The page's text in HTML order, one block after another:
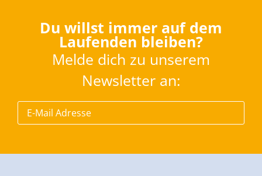
Du willst immer auf dem
Laufenden bleiben?
Melde dich zu unserem
Newsletter an: